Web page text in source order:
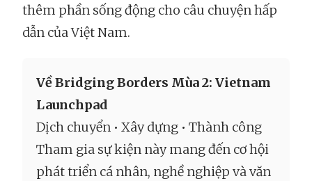
thêm phần sống động cho câu chuyện hấp
dẫn của Việt Nam.
Về Bridging Borders Mùa 2: Vietnam
Launchpad
Dịch chuyển • Xây dựng • Thành công
Tham gia sự kiện này mang đến cơ hội
phát triển cá nhân, nghề nghiệp và văn